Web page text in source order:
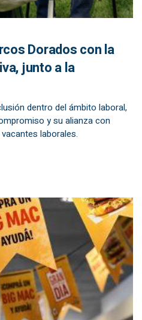
Dorados con la
junto a la
dentro del ámbito laboral,
y su alianza con
laborales.